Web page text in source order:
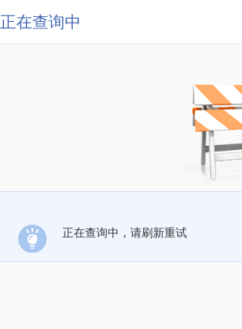
正在查询中
正在查询中，请刷新重试